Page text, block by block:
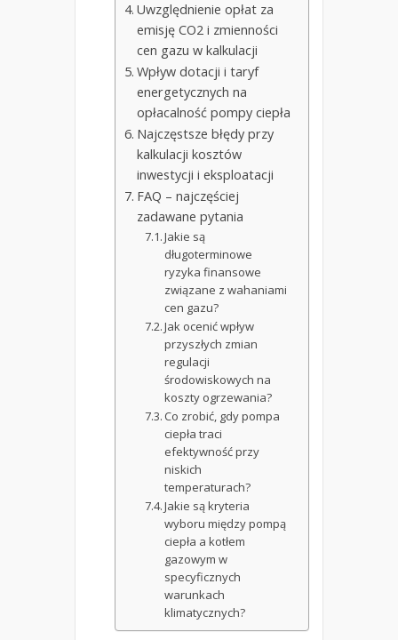
Uwzględnienie opłat za
emisję CO2 i zmienności
cen gazu w kalkulacji
Wpływ dotacji i taryf
energetycznych na
opłacalność pompy ciepła
Najczęstsze błędy przy
kalkulacji kosztów
inwestycji i eksploatacji
FAQ – najczęściej
zadawane pytania
Jakie są
długoterminowe
ryzyka finansowe
związane z wahaniami
cen gazu?
Jak ocenić wpływ
przyszłych zmian
regulacji
środowiskowych na
koszty ogrzewania?
Co zrobić, gdy pompa
ciepła traci
efektywność przy
niskich
temperaturach?
Jakie są kryteria
wyboru między pompą
ciepła a kotłem
gazowym w
specyficznych
warunkach
klimatycznych?